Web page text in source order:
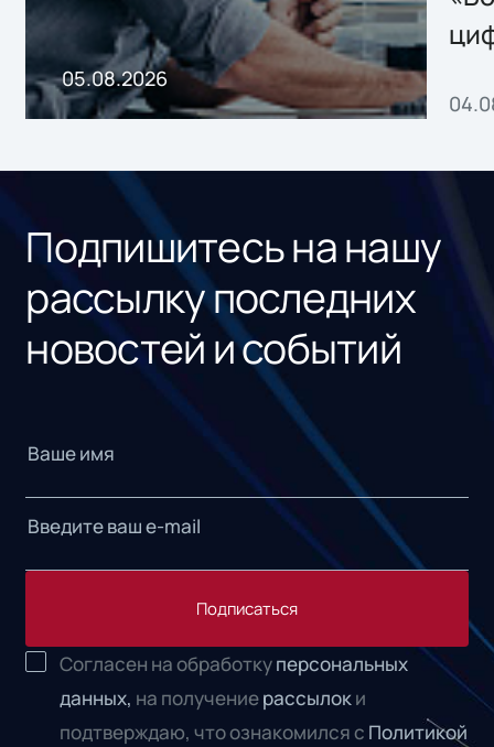
05.08.2026
Подпишитесь на нашу
рассылку последних
новостей и событий
Подписаться
Согласен на обработкуперсональных
данных, на получениерассылоки
подтверждаю, что ознакомился с Политикой